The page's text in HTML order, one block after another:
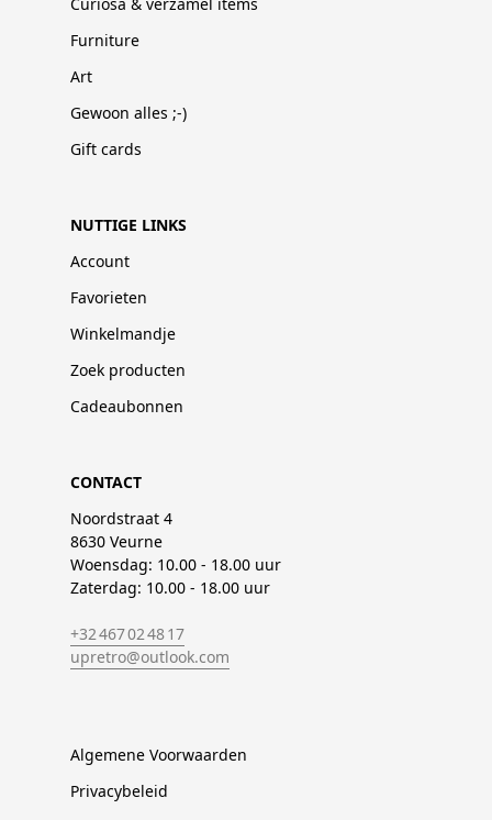
Furniture
Art
Gewoon alles ;-)
Gift cards
NUTTIGE LINKS
Account
Favorieten
Winkelmandje
Zoek producten
Cadeaubonnen
CONTACT
Noordstraat 4
8630 Veurne
Woensdag: 10.00 - 18.00 uur
Zaterdag: 10.00 - 18.00 uur
+32 467 02 48 17
upretro@outlook.com
Algemene Voorwaarden
Privacybeleid